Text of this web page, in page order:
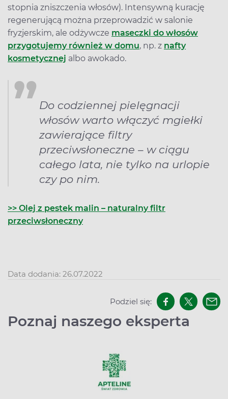
stopnia zniszczenia włosów). Intensywną kurację
regenerującą można przeprowadzić w salonie
fryzjerskim, ale odżywcze maseczki do włosów
przygotujemy również w domu, np. z nafty
kosmetycznej albo awokado.
Do codziennej pielęgnacji
włosów warto włączyć mgiełki
zawierające filtry
przeciwsłoneczne – w ciągu
całego lata, nie tylko na urlopie
czy po nim.
>> Olej z pestek malin – naturalny filtr
przeciwsłoneczny
Data dodania: 26.07.2022
Podziel się:
Poznaj naszego eksperta